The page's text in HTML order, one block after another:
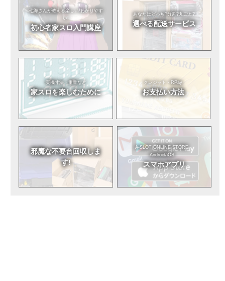
七海さんが教える楽しい!わかりやす
い!
初心者家スロ入門講座
あなたはどっち?分割?丸ごと?
選べる配送サービス
実機寸法・重量など
家スロを楽しむために
クレジット・RPay
お支払い方法
邪魔な不要台回収しま
す!
A-SLOT ONLINE STORE
Android/iOS
スマホアプリ